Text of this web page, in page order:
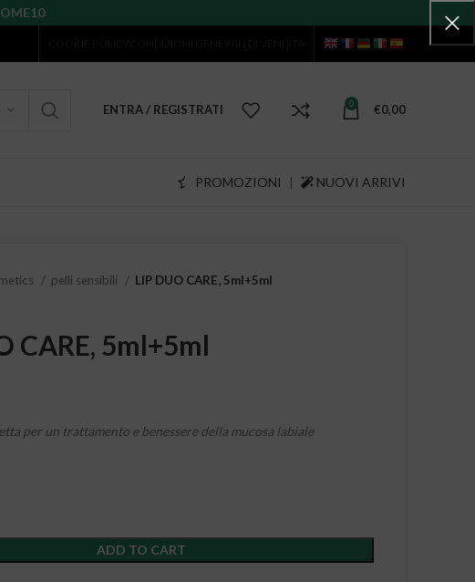
ENTRA / REGISTRATI 0 €0,00
PROMOZIONI | NUOVI ARRIVI
pelli sensibili LIP DUO CARE, 5ml+5ml
CARE, 5ml+5ml
per un trattamento e benessere della mucosa labiale
ADD TO CART